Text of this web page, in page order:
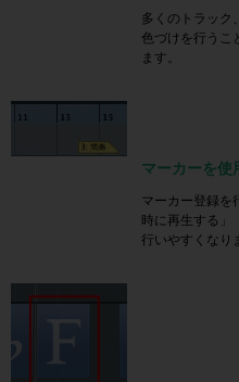
多くのトラック
色づけを行うこ
ます。
マーカーを使
マーカー登録を
時に再生する」
行いやすくなり